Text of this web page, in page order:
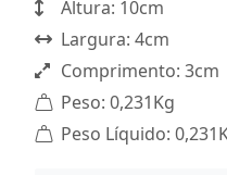
Altura: 10cm
Largura: 4cm
Comprimento: 3cm
Peso: 0,231Kg
Peso Líquido: